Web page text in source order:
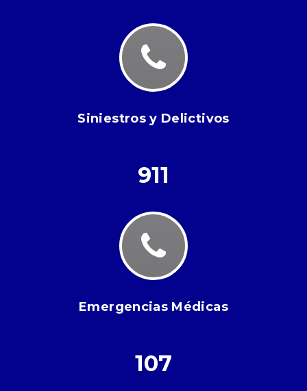
Siniestros y Delictivos
911
Emergencias Médicas
107